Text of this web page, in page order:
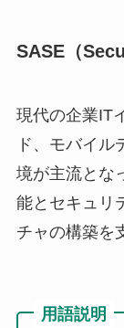
SASE（
現代の企業IT
ド、モバイル
境が主流とな
能とセキュリ
チャの構築を
用語説明